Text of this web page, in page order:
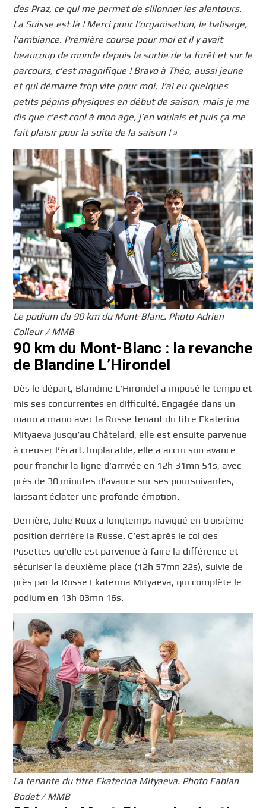
des Praz, ce qui me permet de sillonner les alentours.
La Suisse est là ! Merci pour l’organisation, le balisage,
l’ambiance. Première course pour moi et il y avait
beaucoup de monde depuis la sortie de la forêt et sur le
parcours, c’est magnifique ! Bravo à Théo, aussi jeune
et qui démarre trop vite pour moi. J’ai eu quelques
petits pépins physiques en début de saison, mais je me
dis que c’est cool à mon âge, j’en voulais et puis ça me
fait plaisir pour la suite de la saison ! »
Le podium du 90 km du Mont-Blanc. Photo Adrien
Colleur / MMB
90 km du Mont-Blanc : la revanche
de Blandine L’Hirondel
Dès le départ, Blandine L’Hirondel a imposé le tempo et
mis ses concurrentes en difficulté. Engagée dans un
mano a mano avec la Russe tenant du titre Ekaterina
Mityaeva jusqu’au Châtelard, elle est ensuite parvenue
à creuser l’écart. Implacable, elle a accru son avance
pour franchir la ligne d’arrivée en 12h 31mn 51s, avec
près de 30 minutes d’avance sur ses poursuivantes,
laissant éclater une profonde émotion.
Derrière, Julie Roux a longtemps navigué en troisième
position derrière la Russe. C’est après le col des
Posettes qu’elle est parvenue à faire la différence et
sécuriser la deuxième place (12h 57mn 22s), suivie de
près par la Russe Ekaterina Mityaeva, qui complète le
podium en 13h 03mn 16s.
La tenante du titre Ekaterina Mityaeva. Photo Fabian
Bodet / MMB